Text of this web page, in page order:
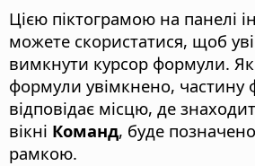
Цією піктограмою на панелі
можете скористатися, щоб
вимкнути курсор формули.
формули увімкнено,
відповідає місцю, де
вікні Команд, буде
рамкою.